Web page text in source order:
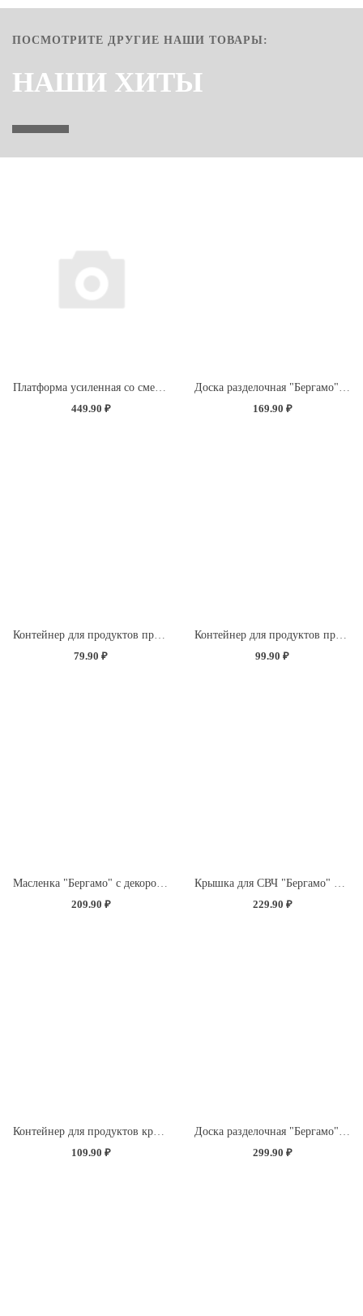
ПОСМОТРИТЕ ДРУГИЕ НАШИ ТОВАРЫ:
НАШИ ХИТЫ
449.90 ₽
169.90 ₽
Контейнер для продуктов прямоугольный 0,5л (светло-розовый)
79.90 ₽
Контейнер для продуктов прямоугольный 0,85л (светло-розовый)
99.90 ₽
Масленка "Бергамо" с декором "Розы" (бесцветный)
209.90 ₽
Крышка для СВЧ "Бергамо" D250мм с декором "Розы" (бесцветный)
229.90 ₽
109.90 ₽
299.90 ₽